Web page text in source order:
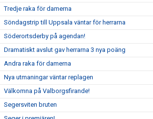
Tredje raka för damerna
Söndagstrip till Uppsala väntar för herrarna
Söderortsderby på agendan!
Dramatiskt avslut gav herrarna 3 nya poäng
Andra raka för damerna
Nya utmaningar väntar replagen
Välkomna på Valborgsfirande!
Segersviten bruten